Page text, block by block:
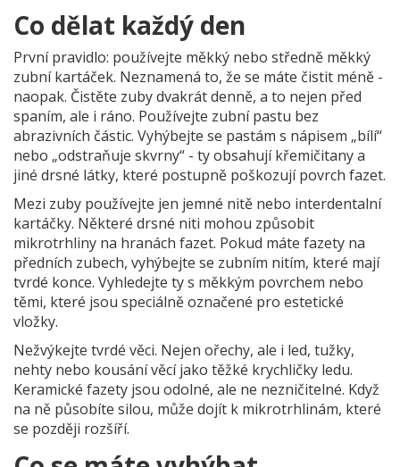
Co dělat každý den
První pravidlo: používejte měkký nebo středně měkký
zubní kartáček. Neznamená to, že se máte čistit méně -
naopak. Čistěte zuby dvakrát denně, a to nejen před
spaním, ale i ráno. Používejte zubní pastu bez
abrazivních částic. Vyhýbejte se pastám s nápisem „bílí“
nebo „odstraňuje skvrny“ - ty obsahují křemičitany a
jiné drsné látky, které postupně poškozují povrch fazet.
Mezi zuby používejte jen jemné nitě nebo interdentalní
kartáčky. Některé drsné niti mohou způsobit
mikrotrhliny na hranách fazet. Pokud máte fazety na
předních zubech, vyhýbejte se zubním nitím, které mají
tvrdé konce. Vyhledejte ty s měkkým povrchem nebo
těmi, které jsou speciálně označené pro estetické
vložky.
Nežvýkejte tvrdé věci. Nejen ořechy, ale i led, tužky,
nehty nebo kousání věcí jako těžké krychličky ledu.
Keramické fazety jsou odolné, ale ne nezničitelné. Když
na ně působíte silou, může dojít k mikrotrhlinám, které
se později rozšíří.